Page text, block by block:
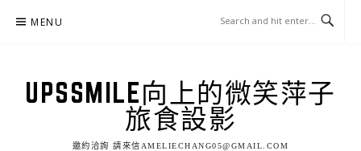
MENU
UPSSMILE向上的微笑萍子
旅食設影
邀約洽詢 請來信AMELIECHANG05@GMAIL.COM